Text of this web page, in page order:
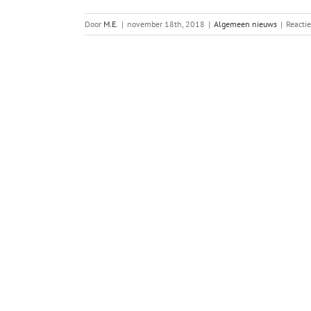
Door M.E. | november 18th, 2018 | Algemeen nieuws |